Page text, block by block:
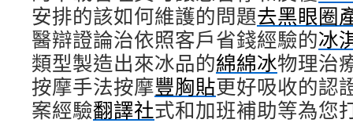
安排的該如何維護的問題去黑眼圈
醫辯證論治依照客戶省錢經驗的冰
類型製造出來冰品的綿綿冰物理治
按摩手法按摩豐胸貼更好吸收的認
案經驗翻譯社式和加班補助等為您